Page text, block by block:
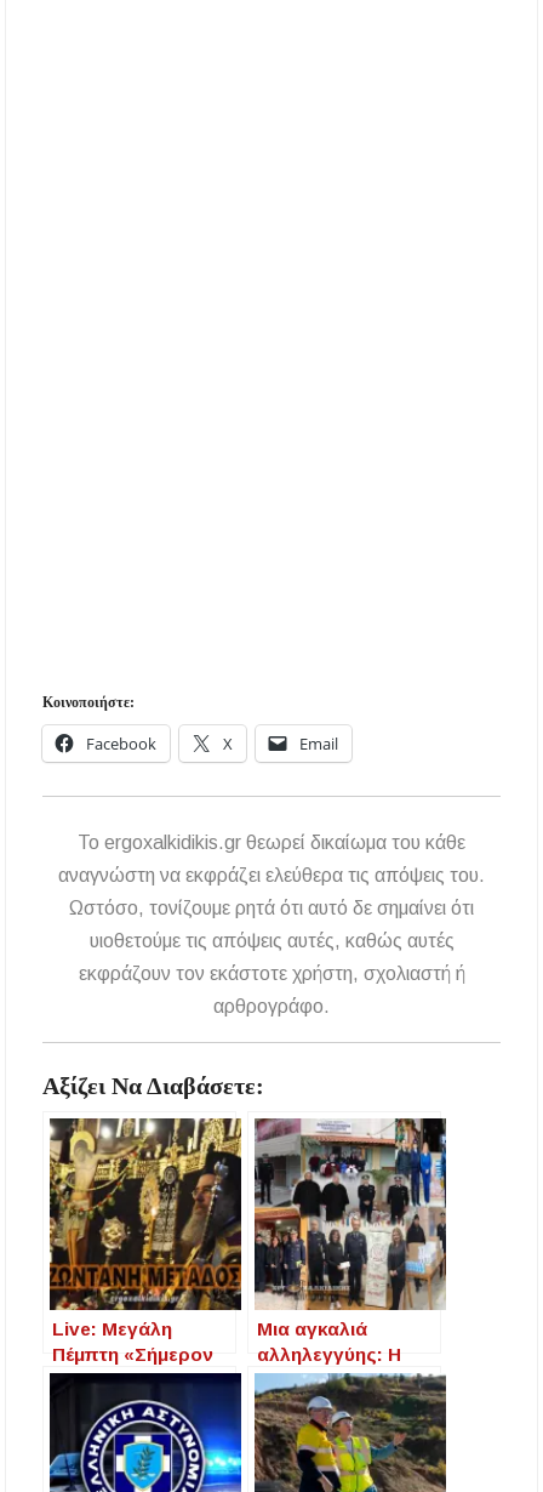
Κοινοποιήστε:
Facebook X Email
To ergoxalkidikis.gr θεωρεί δικαίωμα του κάθε
αναγνώστη να εκφράζει ελεύθερα τις απόψεις του.
Ωστόσο, τονίζουμε ρητά ότι αυτό δε σημαίνει ότι
υιοθετούμε τις απόψεις αυτές, καθώς αυτές
εκφράζουν τον εκάστοτε χρήστη, σχολιαστή ή
αρθρογράφο.
Αξίζει Να Διαβάσετε:
Live: Μεγάλη
Πέμπτη «Σήμερον
κρεμάται επί ξύλου
ο εν ύδασι την γην
κρεμάσας»
Μια αγκαλιά
αλληλεγγύης: Η
Αστυνομία
Κεντρικής
Μακεδονίας
στέκεται δίπλα
στους